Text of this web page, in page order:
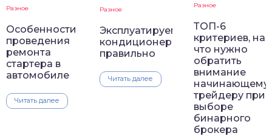
Разное
Особенности
проведения
ремонта
стартера в
автомобиле
Читать далее
Разное
Эксплуатируем
кондиционер
правильно
Читать далее
Разное
ТОП-6
критериев, на
что нужно
обратить
внимание
начинающему
трейдеру при
выборе
бинарного
брокера